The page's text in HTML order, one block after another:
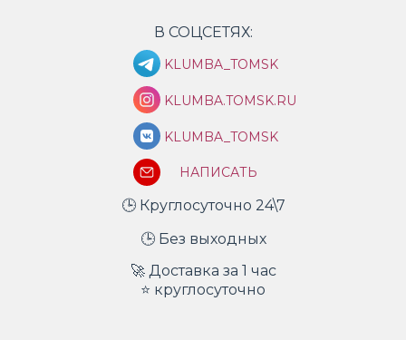
В СОЦСЕТЯХ:
KLUMBA_TOMSK
KLUMBA.TOMSK.RU
KLUMBA_TOMSK
НАПИСАТЬ
🕒 Круглосуточно 24\7
🕒 Без выходных
🚀 Доставка за 1 час
⭐ круглосуточно